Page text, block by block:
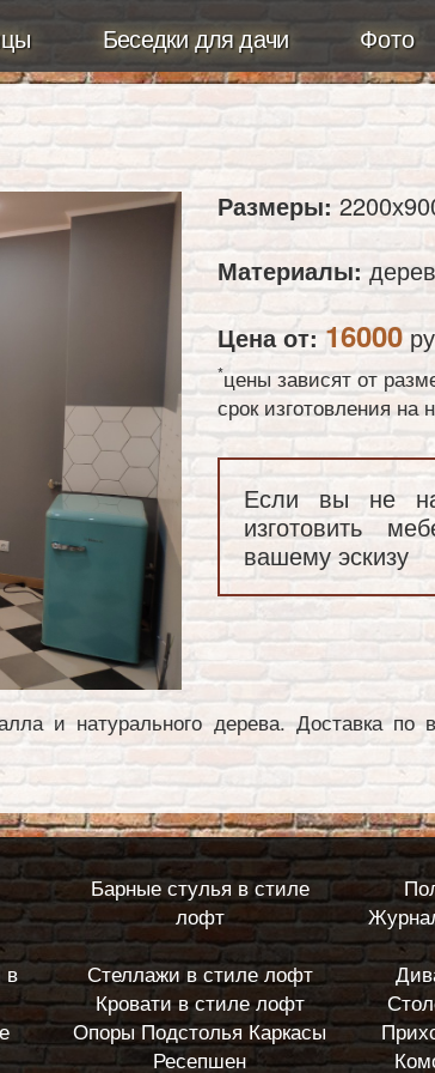
Беседки для дачи Фото
Размеры:
Материалы:
Цена от: 16000
*цены зависят от
срок изготовления
Если вы не
изготовить
вашему эскизу
и натурального дерева. Доставка
Барные стулья в стиле
лофт
в
Стеллажи в стиле лофт
Кровати в стиле лофт
Опоры Подстолья Каркасы
Ресепшен